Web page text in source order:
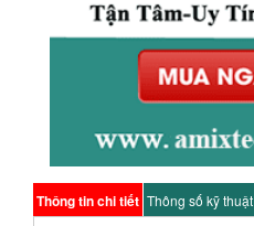
Thông tin chi tiết Thông số kỹ thuật